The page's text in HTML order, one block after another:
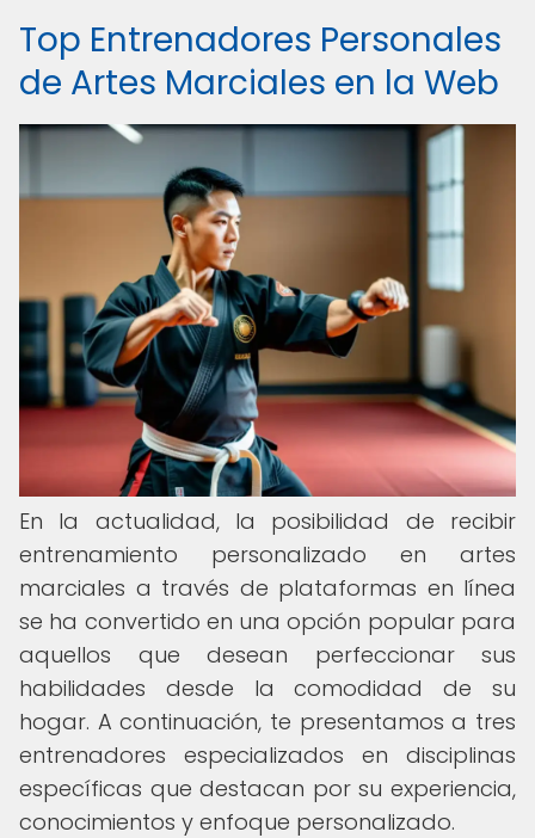
Top Entrenadores Personales
de Artes Marciales en la Web
En la actualidad, la posibilidad de recibir
entrenamiento personalizado en artes
marciales a través de plataformas en línea
se ha convertido en una opción popular para
aquellos que desean perfeccionar sus
habilidades desde la comodidad de su
hogar. A continuación, te presentamos a tres
entrenadores especializados en disciplinas
específicas que destacan por su experiencia,
conocimientos y enfoque personalizado.